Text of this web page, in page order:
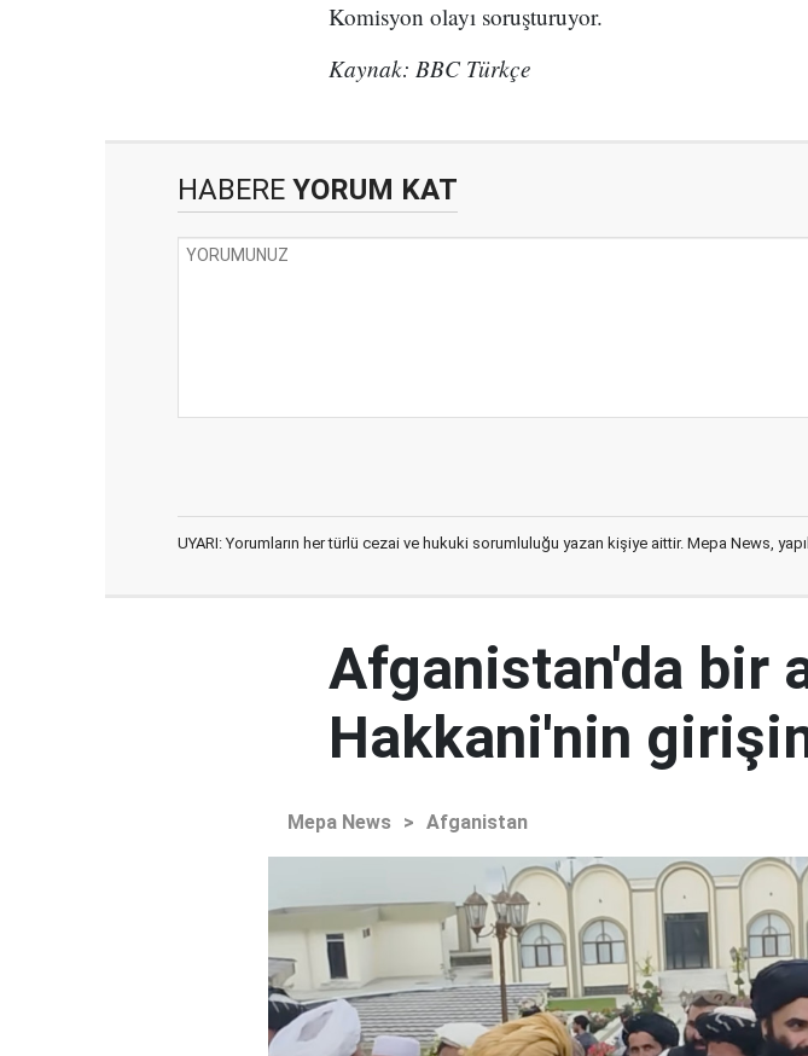
Komisyon olayı soruşturuyor.
Kaynak: BBC Türkçe
HABERE YORUM KAT
UYARI: Yorumların her türlü cezai ve hukuki sorumluluğu yazan kişiye aittir. Mepa News,
Afganistan'da bir
Hakkani'nin
Mepa News > Afganistan